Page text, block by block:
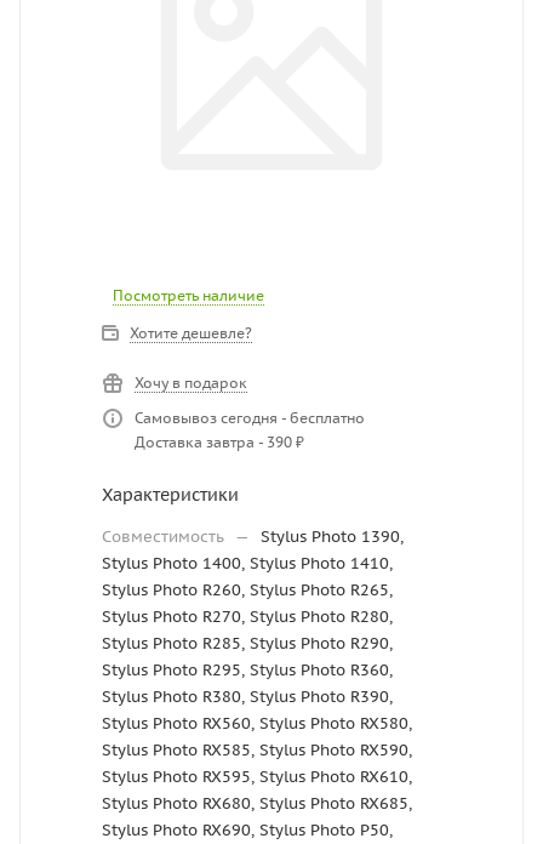
Посмотреть наличие
Хотите дешевле?
Хочу в подарок
Самовывоз сегодня - бесплатно
Доставка завтра - 390 ₽
Характеристики
Совместимость —
Stylus Photo 1390,
Stylus Photo 1400, Stylus Photo 1410,
Stylus Photo R260, Stylus Photo R265,
Stylus Photo R270, Stylus Photo R280,
Stylus Photo R285, Stylus Photo R290,
Stylus Photo R295, Stylus Photo R360,
Stylus Photo R380, Stylus Photo R390,
Stylus Photo RX560, Stylus Photo RX580,
Stylus Photo RX585, Stylus Photo RX590,
Stylus Photo RX595, Stylus Photo RX610,
Stylus Photo RX680, Stylus Photo RX685,
Stylus Photo RX690, Stylus Photo P50,